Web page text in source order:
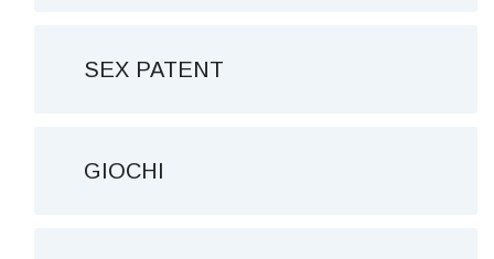
SEX PATENT
GIOCHI